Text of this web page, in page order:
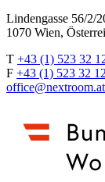
Lindengasse 56/2/
1070 Wien,
T +43 (1) 523 32
F +43 (1) 523 32
office@nextroom.at